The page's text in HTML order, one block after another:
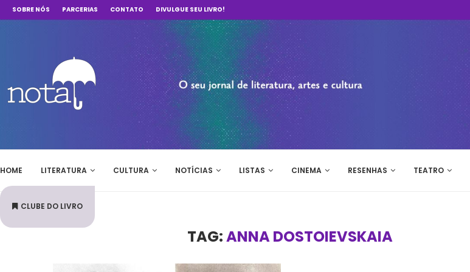
SOBRE NÓS PARCERIAS CONTATO DIVULGUE SEU LIVRO!
HOME LITERATURA CULTURA NOTÍCIAS LISTAS CINEMA RESENHAS TEATRO
CLUBE DO LIVRO
TAG:ANNA DOSTOIEVSKAIA